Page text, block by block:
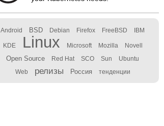
Android BSD Debian Firefox FreeBSD IBM
KDE Linux Microsoft Mozilla Novell
Open Source Red Hat SCO Sun Ubuntu
Web релизы Россия тенденции